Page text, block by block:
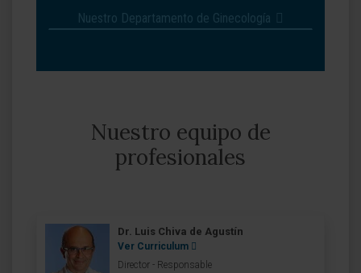
Nuestro Departamento de Ginecología
Nuestro equipo de
profesionales
Dr. Luis Chiva de Agustín
Ver Curriculum
Director - Responsable